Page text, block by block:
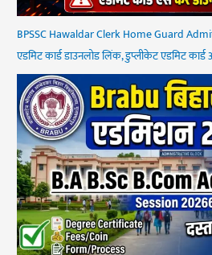
BPSSC Hawaldar Clerk Home Guard Admit
एडमिट कार्ड डाउनलोड लिंक, डुप्लीकेट एडमिट कार्ड